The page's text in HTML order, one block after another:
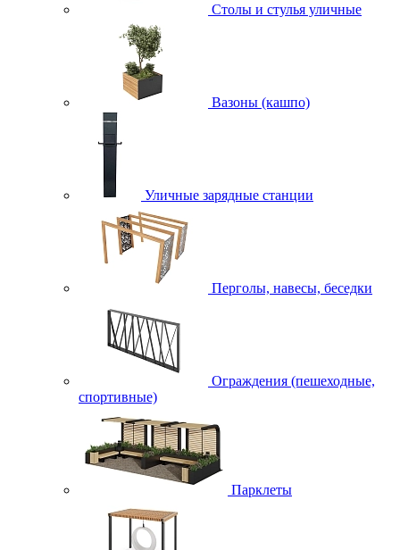
Столы и стулья уличные
Вазоны (кашпо)
Уличные зарядные станции
Перголы, навесы, беседки
Ограждения (пешеходные,
спортивные)
Парклеты